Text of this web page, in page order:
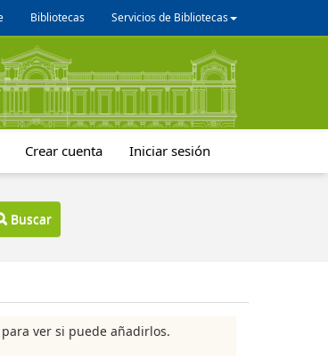
Bibliotecas Servicios de Bibliotecas
Crear cuenta Iniciar sesión
Buscar
para ver si puede añadirlos.